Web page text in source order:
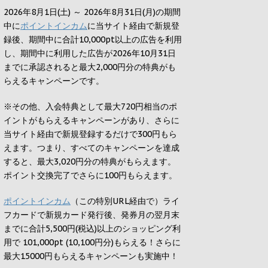
2026年8月1日(土) ～ 2026年8月31日(月)の期間
中にポイントインカムに当サイト経由で新規登
録後、期間中に合計10,000pt以上の広告を利用
し、期間中に利用した広告が2026年10月31日
までに承認されると最大2,000円分の特典がも
らえるキャンペーンです。
※その他、入会特典として最大720円相当のポ
イントがもらえるキャンペーンがあり、さらに
当サイト経由で新規登録するだけで300円もら
えます。つまり、すべてのキャンペーンを達成
すると、最大3,020円分の特典がもらえます。
ポイント交換完了でさらに100円もらえます。
ポイントインカム （この特別URL経由で）ライ
フカードで新規カード発行後、発券月の翌月末
までに合計5,500円(税込)以上のショッピング利
用で 101,000pt (10,100円分)もらえる！さらに
最大15000円もらえるキャンペーンも実施中！